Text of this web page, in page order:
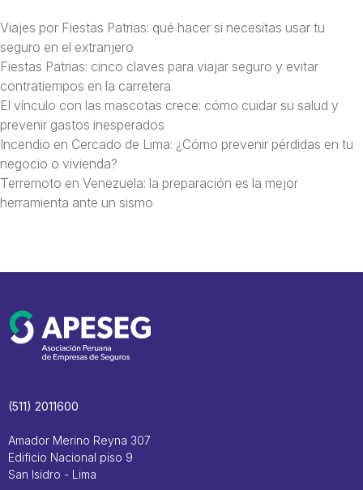
Viajes por Fiestas Patrias: qué hacer si necesitas usar tu
seguro en el extranjero
Fiestas Patrias: cinco claves para viajar seguro y evitar
contratiempos en la carretera
El vínculo con las mascotas crece: cómo cuidar su salud y
prevenir gastos inesperados
Incendio en Cercado de Lima: ¿Cómo prevenir pérdidas en tu
negocio o vivienda?
Terremoto en Venezuela: la preparación es la mejor
herramienta ante un sismo
(511) 2011600
Amador Merino Reyna 307
Edificio Nacional piso 9
San Isidro - Lima